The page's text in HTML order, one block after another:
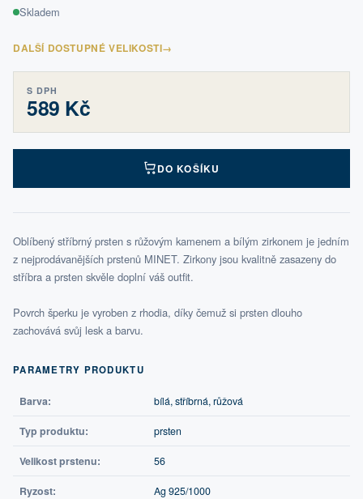
Skladem
DALŠÍ DOSTUPNÉ VELIKOSTI→
S DPH
589 Kč
DO KOŠÍKU
Oblíbený stříbrný prsten s růžovým kamenem a bílým zirkonem je jedním
z nejprodávanějších prstenů MINET. Zirkony jsou kvalitně zasazeny do
stříbra a prsten skvěle doplní váš outfit.
Povrch šperku je vyroben z rhodia, díky čemuž si prsten dlouho
zachovává svůj lesk a barvu.
PARAMETRY PRODUKTU
Barva: bílá, stříbrná, růžová
Typ produktu: prsten
Velikost prstenu: 56
Ryzost: Ag 925/1000